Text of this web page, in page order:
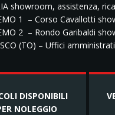
showroom, assistenza,
1 – Corso Cavallotti
2 – Rondo Garibaldi
(TO) – Uffici
DISPONIBILI
NOLEGGIO